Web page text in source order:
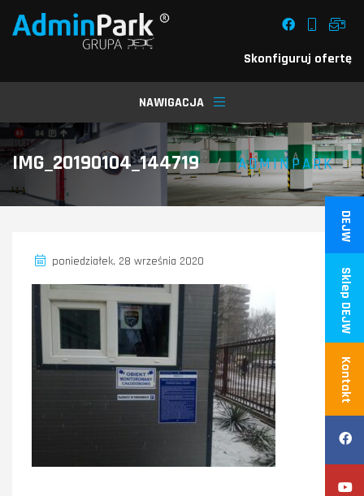
DEJW
Sklep DEJW
Kontakt
Skonfiguruj ofertę
NAWIGACJA
IMG_20190104_144719 / ADMINPARK
poniedziałek, 28 września 2020